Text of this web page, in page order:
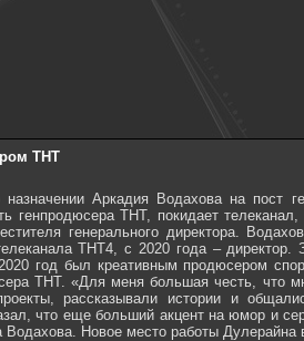
ТНТ
Аркадия Водахова на пост
генпродюсера ТНТ, покидает
генерального директора.
ТНТ4, с 2020 года – директор.
год был креативным продюсером
ТНТ. «Для меня большая честь, что
рассказывали истории и
что еще больший акцент на юмор и
Новое место работы Дулерайна